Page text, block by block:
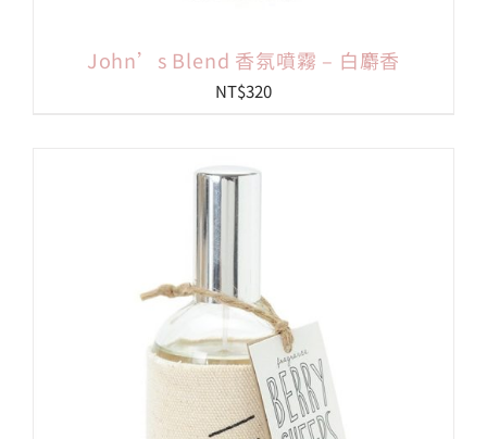
John’s Blend 香氛噴霧 – 白麝香
NT$320